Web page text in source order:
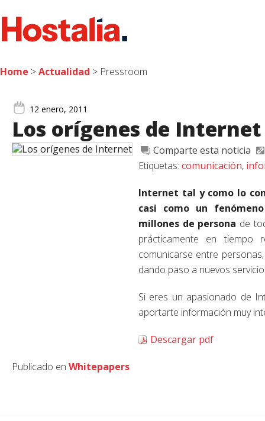
Home >Actualidad > Pressroom
12 enero, 2011
Los orígenes de Internet
Comparte esta noticia
Etiquetas: comunicación,
Internet tal y como lo
casi como un
millones de persona de
prácticamente en
comunicarse entre
dando paso a nuevos
Si eres un apasionado de
aportarte información muy
Descargar pdf
Publicado en Whitepapers